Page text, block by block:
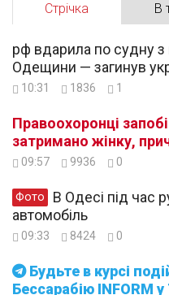
Стрічка В
Будьте в курсі подій. Підписуйтесь на
Бессарабію INFORM
рф вдарила по судну з
Одещини — загинув
10:31 1836 1
Правоохоронці
затримано жінку,
09:57 9936 0
Фото
автомобіль
09:33 8424 0